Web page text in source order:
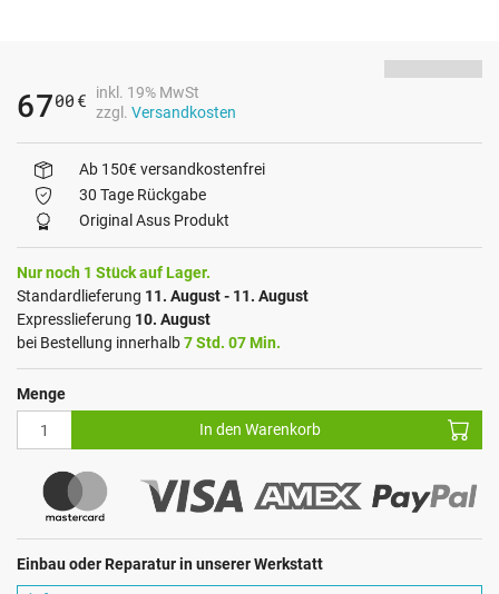
6700 €
inkl. 19% MwSt
zzgl. Versandkosten
Ab 150€ versandkostenfrei
30 Tage Rückgabe
Original Asus Produkt
Nur noch 1 Stück auf Lager.
Standardlieferung 11. August - 11. August
Expresslieferung 10. August
bei Bestellung innerhalb7 Std. 07 Min.
Menge
In den Warenkorb
Einbau oder Reparatur in unserer Werkstatt